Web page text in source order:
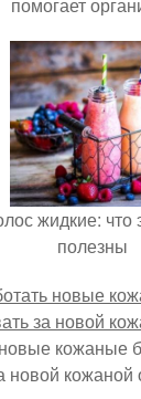
жидкие: что
полезны
кожаные
новой кожаной